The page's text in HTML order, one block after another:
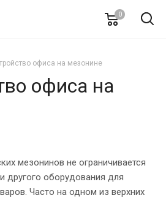
0
офиса на мезонине
офиса на
мезонинов не ограничивается
другого оборудования для
Часто на одном из верхних